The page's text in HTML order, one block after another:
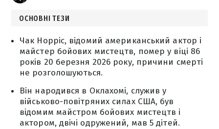
ОСНОВНІ ТЕЗИ
Чак Норріс, відомий американський актор і
майстер бойових мистецтв, помер у віці 86
років 20 березня 2026 року, причини смерті
не розголошуються.
Він народився в Оклахомі, служив у
військово-повітряних силах США, був
відомим майстром бойових мистецтв і
актором, двічі одружений, мав 5 дітей.